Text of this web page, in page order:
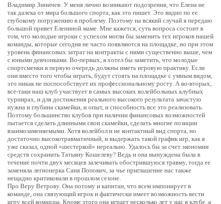
Владимир Зиничев: У меня лично возникают подозрения, что Елена не
так далека от мира большого спорта, как это пишет. Это видно по ее
глубокому погружению в проблему. Поэтому на всякий случай я передаю
большой привет Елениной маме. Мне кажется, суть вопроса состоит в
том, что молодые игроки с успехом могли бы заменить тех игроков нашей
команды, которые сегодня не часто появляются на площадке, но при этом
уровень финансовых затрат на контракты с ними существенно выше, чем
с юными девчонками. Во-первых, я хотел бы заметить, что молодые
спортсменки в первую очередь должны иметь игровую практику. Если
они вместо того чтобы играть, будут стоять на площадке с умным видом,
это никак не поспособствует их профессиональному росту. А во-вторых,
все-таки наш клуб участвует в самых высоких волейбольных клубных
турнирах, и для достижения реального высокого результата зачастую
нужна и глубина скамейки, и опыт, и способность все это реализовать.
Поэтому большинство клубов при наличии финансовых возможностей
пытается сделать длинными свои скамейки, сделать многие позиции
взаимозаменяемыми. Хотя волейбол и не контактный вид спорта, но
достаточно высокотравматичный, и выдержать такой график игр, как я
уже сказал, одной «шестеркой» нереально. Удалось бы за счет экономии
средств сохранить Татьяну Кошелеву? Ведь и она вынуждена была в
течение почти двух месяцев залечивать обострившуюся травму, тогда ее
заменяла легионерка Саня Попович, за чье приглашение нас также
нещадно критиковали в прошлом сезоне.
Про Веру Ветрову. Она потому и капитан, что всем импонирует в
команде, она связующий игрок и фактически имеет возможность вести
игру всей команды. Кроме этого она играет несколько лет у нас в клубе, а